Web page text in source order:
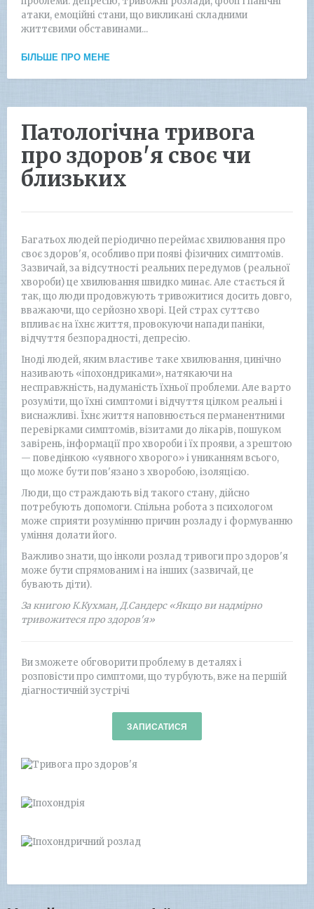
атаки, емоційні стани, що викликані складними
життєвими обставинами...
БІЛЬШЕ ПРО МЕНЕ
Патологічна тривога
про здоров'я своє чи
близьких
Багатьох людей періодично переймає хвилювання про
своє здоров'я, особливо при появі фізичних симптомів.
Зазвичай, за відсутності реальних передумов (реальної
хвороби) це хвилювання швидко минає. Але стається й
так, що люди продовжують тривожитися досить довго,
вважаючи, що серйозно хворі. Цей страх суттєво
впливає на їхнє життя, провокуючи напади паніки,
відчуття безпорадності, депресію.
Іноді людей, яким властиве таке хвилювання, цинічно
називають «іпохондриками», натякаючи на
несправжність, надуманість їхньої проблеми. Але варто
розуміти, що їхні симптоми і відчуття цілком реальні і
виснажливі. Їхнє життя наповнюється перманентними
перевірками симптомів, візитами до лікарів, пошуком
завірень, інформації про хвороби і їх прояви, а зрештою
— поведінкою «уявного хворого» і униканням всього,
що може бути пов'язано з хворобою, ізоляцією.
Люди, що страждають від такого стану, дійсно
потребують допомоги. Спільна робота з психологом
може сприяти розумінню причин розладу і формуванню
уміння долати його.
Важливо знати, що інколи розлад тривоги про здоров'я
може бути спрямованим і на інших (зазвичай, це
бувають діти).
За книгою К.Кухман, Д.Сандерс «Якщо ви надмірно
тривожитеся про здоров'я»
Ви зможете обговорити проблему в деталях і
розповісти про симптоми, що турбують, вже на першій
діагностичній зустрічі
ЗАПИСАТИСЯ